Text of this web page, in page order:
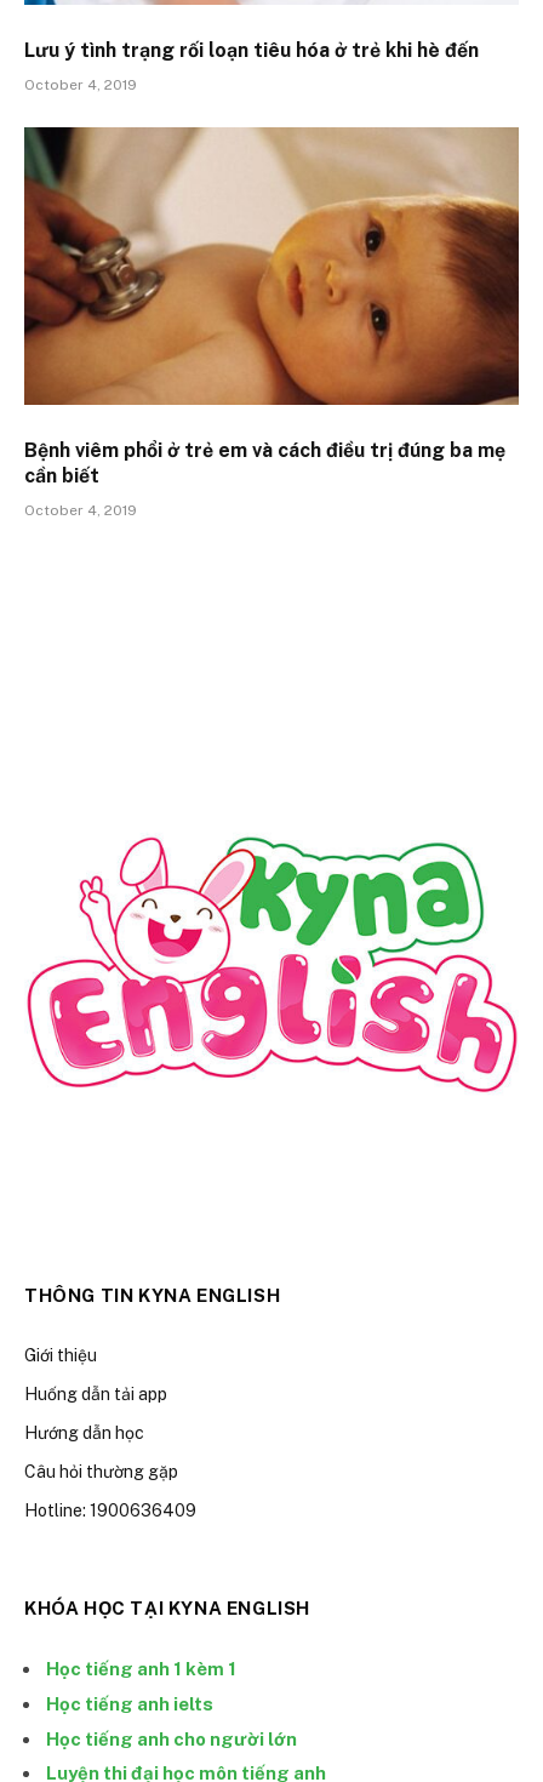
Lưu ý tình trạng rối loạn tiêu hóa ở trẻ khi hè đến
October 4, 2019
Bệnh viêm phổi ở trẻ em và cách điều trị đúng ba mẹ
cần biết
October 4, 2019
THÔNG TIN KYNA ENGLISH
Giới thiệu
Huống dẫn tải app
Hướng dẫn học
Câu hỏi thường gặp
Hotline: 1900636409
KHÓA HỌC TẠI KYNA ENGLISH
Học tiếng anh 1 kèm 1
Học tiếng anh ielts
Học tiếng anh cho người lớn
Luyện thi đại học môn tiếng anh